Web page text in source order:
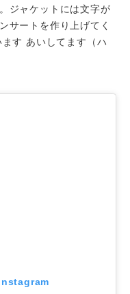
ジャケットには文字が
サートを作り上げてく
す あいしてます（ハ